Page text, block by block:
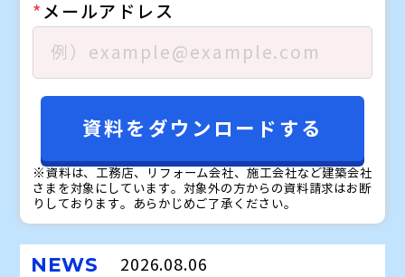
* メールアドレス
※資料は、工務店、リフォーム会社、施工会社など建築会社
さまを対象にしています。対象外の方からの資料請求はお断
りしております。あらかじめご了承ください。
NEWS
2026.08.06